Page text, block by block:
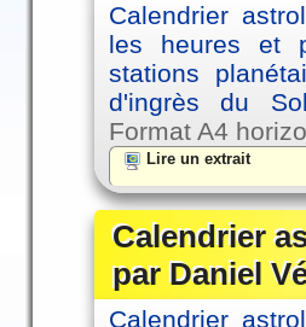
Calendrier
les heures et
stations
d'ingrès du
Format A4
Lire un extrait
Calendrier
par Daniel
Calendrier